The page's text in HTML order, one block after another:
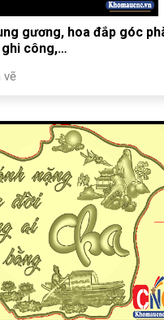
gương, hoa đắp góc
công,…
vẽ